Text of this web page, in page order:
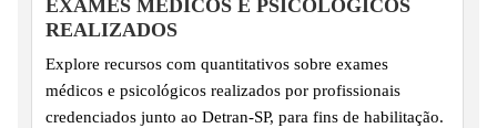
EXAMES MÉDICOS E PSICOLÓGICOS
REALIZADOS
Explore recursos com quantitativos sobre exames
médicos e psicológicos realizados por profissionais
credenciados junto ao Detran-SP, para fins de habilitação.